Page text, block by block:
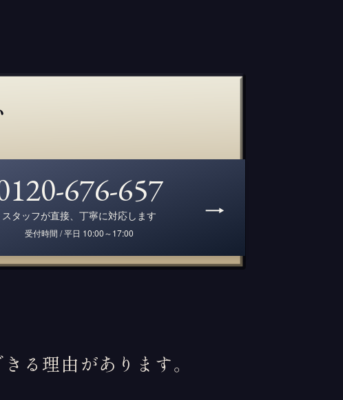
676-657
スタッフが直接、丁寧に対応します
受付時間 / 平日 10:00～17:00
る理由があります。